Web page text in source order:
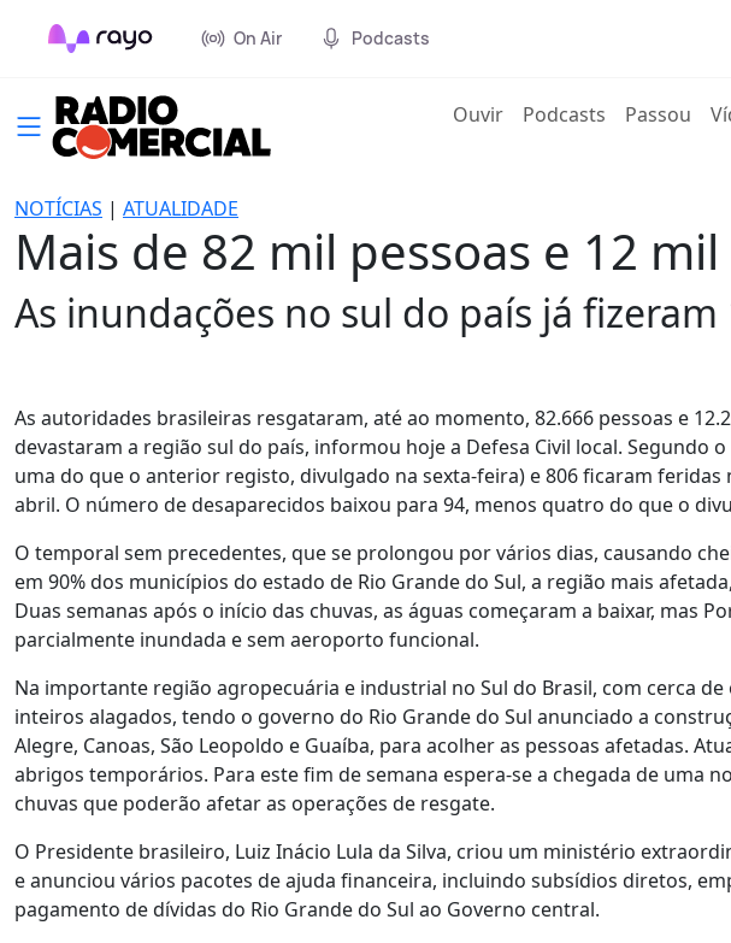
On Air Podcasts
Ouvir(current)
Podcasts Passou
NOTÍCIAS | ATUALIDADE
Mais de 82 mil pessoas e 12
As inundações no sul do país já
As autoridades brasileiras resgataram, até ao momento, 82.666 pessoas e
devastaram a região sul do país, informou hoje a Defesa Civil local. Segundo
uma do que o anterior registo, divulgado na sexta-feira) e 806 ficaram
abril. O número de desaparecidos baixou para 94, menos quatro do que o
O temporal sem precedentes, que se prolongou por vários dias, causando
em 90% dos municípios do estado de Rio Grande do Sul, a região mais
Duas semanas após o início das chuvas, as águas começaram a baixar, mas
parcialmente inundada e sem aeroporto funcional.
Na importante região agropecuária e industrial no Sul do Brasil, com cerca
inteiros alagados, tendo o governo do Rio Grande do Sul anunciado a
Alegre, Canoas, São Leopoldo e Guaíba, para acolher as pessoas afetadas.
abrigos temporários. Para este fim de semana espera-se a chegada de uma
chuvas que poderão afetar as operações de resgate.
O Presidente brasileiro, Luiz Inácio Lula da Silva, criou um ministério
e anunciou vários pacotes de ajuda financeira, incluindo subsídios diretos,
pagamento de dívidas do Rio Grande do Sul ao Governo central.